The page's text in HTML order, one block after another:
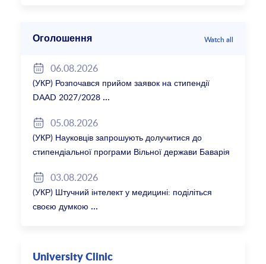
Оголошення Watch all
06.08.2026
(УКР) Розпочався прийом заявок на стипендії
DAAD 2027/2028
05.08.2026
(УКР) Науковців запрошують долучитися до
стипендіальної програми Вільної держави Баварія
03.08.2026
(УКР) Штучний інтелект у медицині: поділіться
своєю думкою
University Clinic